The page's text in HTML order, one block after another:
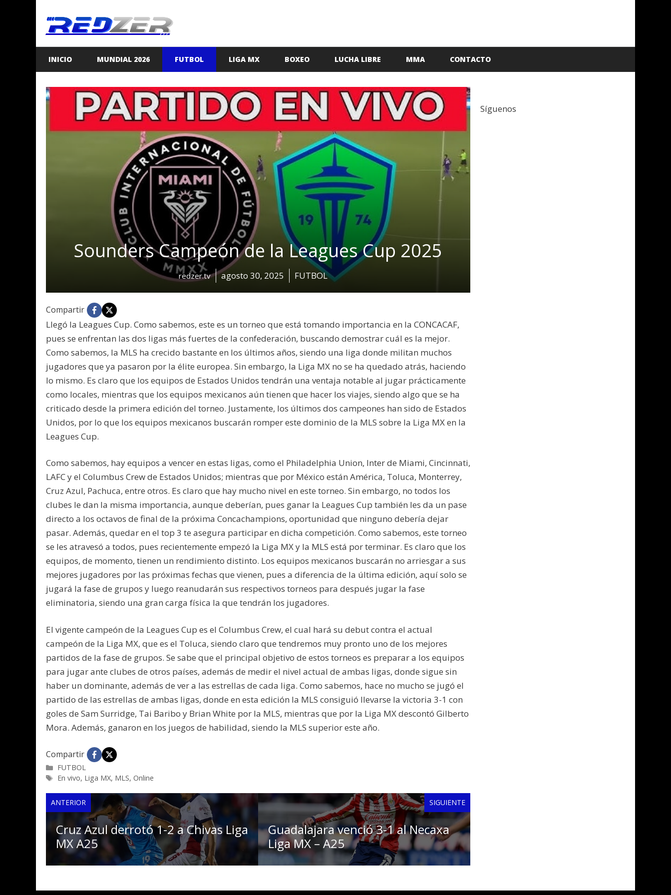
contenido
INICIO MUNDIAL 2026 FUTBOL LIGA MX BOXEO LUCHA LIBRE MMA CONTACTO
Sounders Campeón de la Leagues Cup 2025
redzer.tv agosto 30, 2025 FUTBOL
Compartir
Llegó la Leagues Cup. Como sabemos, este es un torneo que está tomando importancia en la CONCACAF,
pues se enfrentan las dos ligas más fuertes de la confederación, buscando demostrar cuál es la mejor.
Como sabemos, la MLS ha crecido bastante en los últimos años, siendo una liga donde militan muchos
jugadores que ya pasaron por la élite europea. Sin embargo, la Liga MX no se ha quedado atrás, haciendo
lo mismo. Es claro que los equipos de Estados Unidos tendrán una ventaja notable al jugar prácticamente
como locales, mientras que los equipos mexicanos aún tienen que hacer los viajes, siendo algo que se ha
criticado desde la primera edición del torneo. Justamente, los últimos dos campeones han sido de Estados
Unidos, por lo que los equipos mexicanos buscarán romper este dominio de la MLS sobre la Liga MX en la
Leagues Cup.
Como sabemos, hay equipos a vencer en estas ligas, como el Philadelphia Union, Inter de Miami, Cincinnati,
LAFC y el Columbus Crew de Estados Unidos; mientras que por México están América, Toluca, Monterrey,
Cruz Azul, Pachuca, entre otros. Es claro que hay mucho nivel en este torneo. Sin embargo, no todos los
clubes le dan la misma importancia, aunque deberían, pues ganar la Leagues Cup también les da un pase
directo a los octavos de final de la próxima Concachampions, oportunidad que ninguno debería dejar
pasar. Además, quedar en el top 3 te asegura participar en dicha competición. Como sabemos, este torneo
se les atravesó a todos, pues recientemente empezó la Liga MX y la MLS está por terminar. Es claro que los
equipos, de momento, tienen un rendimiento distinto. Los equipos mexicanos buscarán no arriesgar a sus
mejores jugadores por las próximas fechas que vienen, pues a diferencia de la última edición, aquí solo se
jugará la fase de grupos y luego reanudarán sus respectivos torneos para después jugar la fase
eliminatoria, siendo una gran carga física la que tendrán los jugadores.
El vigente campeón de la Leagues Cup es el Columbus Crew, el cual hará su debut contra el actual
campeón de la Liga MX, que es el Toluca, siendo claro que tendremos muy pronto uno de los mejores
partidos de la fase de grupos. Se sabe que el principal objetivo de estos torneos es preparar a los equipos
para jugar ante clubes de otros países, además de medir el nivel actual de ambas ligas, donde sigue sin
haber un dominante, además de ver a las estrellas de cada liga. Como sabemos, hace no mucho se jugó el
partido de las estrellas de ambas ligas, donde en esta edición la MLS consiguió llevarse la victoria 3-1 con
goles de Sam Surridge, Tai Baribo y Brian White por la MLS, mientras que por la Liga MX descontó Gilberto
Mora. Además, ganaron en los juegos de habilidad, siendo la MLS superior este año.
Compartir
Categorías
FUTBOL
Etiquetas
En vivo, Liga MX, MLS,Online
ANTERIOR
Cruz Azul derrotó 1-2 a Chivas Liga
MX A25
SIGUIENTE
Guadalajara venció 3-1 al Necaxa
Liga MX – A25
Síguenos